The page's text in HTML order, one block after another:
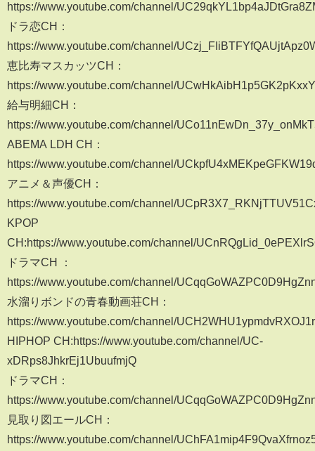
https://www.youtube.com/channel/
ドラ恋CH：
https://www.youtube.com/channel/
恵比寿マスカッツCH：
https://www.youtube.com/channel/
給与明細CH：
https://www.youtube.com/channel/
ABEMA LDH CH：
https://www.youtube.com/channel/
アニメ＆声優CH：
https://www.youtube.com/channel/
KPOP
CH:https://www.youtube.com/channel/
ドラマCH ：
https://www.youtube.com/channel/
水溜りボンドの青春動画荘CH：
https://www.youtube.com/channel/
HIPHOP CH:https://www.youtube.com/channel/UC-
xDRps8JhkrEj1UbuufmjQ
ドラマCH：
https://www.youtube.com/channel/
見取り図エールCH：
https://www.youtube.com/channel/